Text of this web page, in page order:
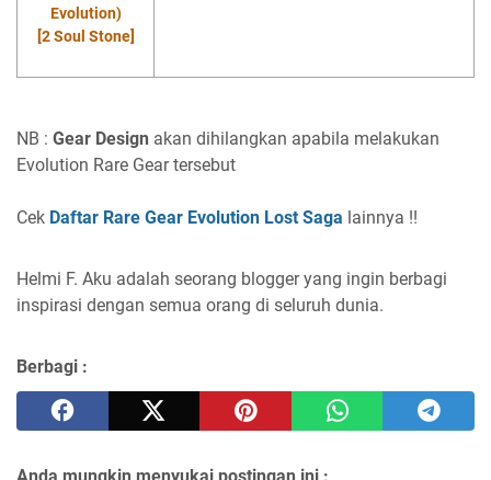
Evolution)
[2 Soul Stone]
NB : Gear Design akan dihilangkan apabila melakukan
Evolution Rare Gear tersebut
Cek Daftar Rare Gear Evolution Lost Saga lainnya !!
Helmi F. Aku adalah seorang blogger yang ingin berbagi
inspirasi dengan semua orang di seluruh dunia.
Berbagi :